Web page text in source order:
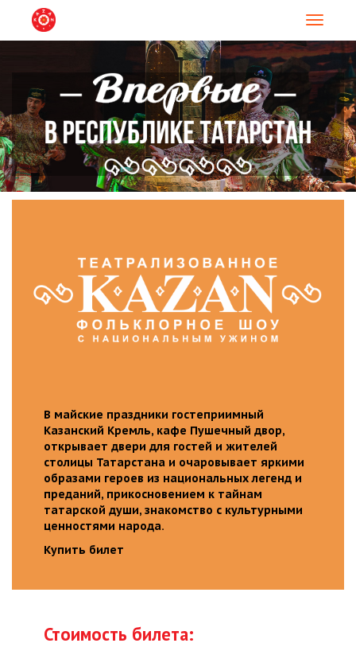
В майские праздники гостеприимный
Казанский Кремль, кафе Пушечный двор,
открывает двери для гостей и жителей
столицы Татарстана и очаровывает яркими
образами героев из национальных легенд и
преданий, прикосновением к тайнам
татарской души, знакомство с культурными
ценностями народа.
Купить билет
Стоимость билета: